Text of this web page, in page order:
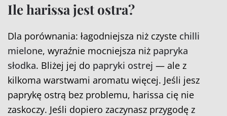
Ile harissa jest ostra?
Dla porównania: łagodniejsza niż czyste chilli
mielone, wyraźnie mocniejsza niż papryka
słodka. Bliżej jej do papryki ostrej — ale z
kilkoma warstwami aromatu więcej. Jeśli jesz
paprykę ostrą bez problemu, harissa cię nie
zaskoczy. Jeśli dopiero zaczynasz przygodę z